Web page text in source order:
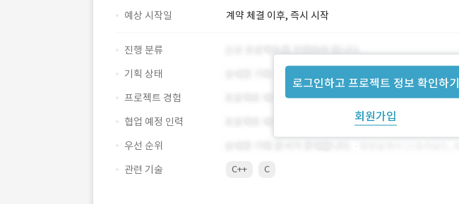
로그인하고 프로젝트 정보 확인하기
회원가입
예상 시작일 계약 체결 이후, 즉시 시작
진행 분류
기획 상태
프로젝트 경험
협업 예정 인력
우선 순위
관련 기술
C++ C